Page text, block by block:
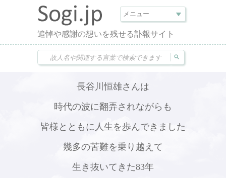
追悼や感謝の想いを残せる訃報サイト
長谷川恒雄さんは
時代の波に翻弄されながらも
皆様とともに人生を歩んできました
幾多の苦難を乗り越えて
生き抜いてきた83年